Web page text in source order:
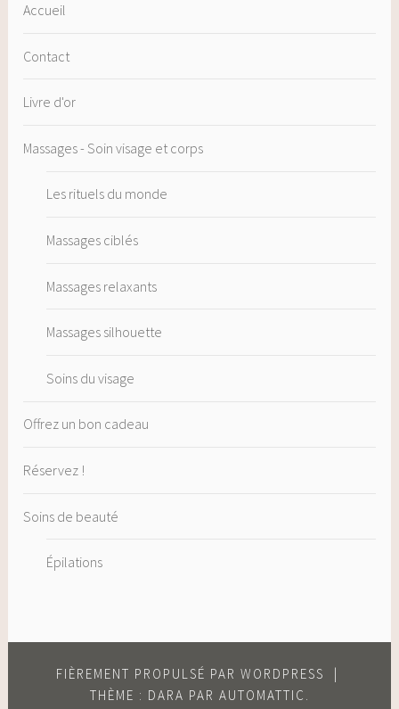
Accueil
Contact
Livre d'or
Massages - Soin visage et corps
Les rituels du monde
Massages ciblés
Massages relaxants
Massages silhouette
Soins du visage
Offrez un bon cadeau
Réservez !
Soins de beauté
Épilations
FIÈREMENT PROPULSÉ PAR WORDPRESS
|
THÈME : DARA PAR AUTOMATTIC .